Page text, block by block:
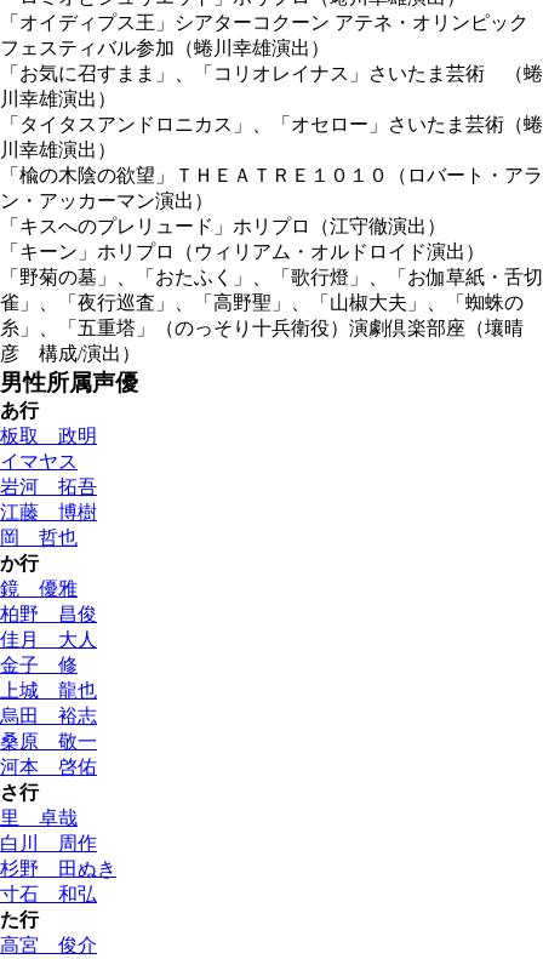
「オイディプス王」シアターコクーン アテネ・オリンピック
フェスティバル参加（蜷川幸雄演出）
「お気に召すまま」、「コリオレイナス」さいたま芸術 （蜷
川幸雄演出）
「タイタスアンドロニカス」、「オセロー」さいたま芸術（蜷
川幸雄演出）
「楡の木陰の欲望」ＴＨＥＡＴＲＥ１０１０（ロバート・アラ
ン・アッカーマン演出）
「キスへのプレリュード」ホリプロ（江守徹演出）
「キーン」ホリプロ（ウィリアム・オルドロイド演出）
「野菊の墓」、「おたふく」、「歌行燈」、「お伽草紙・舌切
雀」、「夜行巡査」、「高野聖」、「山椒大夫」、「蜘蛛の
糸」、「五重塔」（のっそり十兵衛役）演劇倶楽部座（壤晴
彦 構成/演出）
男性所属声優
あ行
板取 政明
イマヤス
岩河 拓吾
江藤 博樹
岡 哲也
か行
鏡 優雅
柏野 昌俊
佳月 大人
金子 修
上城 龍也
烏田 裕志
桑原 敬一
河本 啓佑
さ行
里 卓哉
白川 周作
杉野 田ぬき
寸石 和弘
た行
高宮 俊介